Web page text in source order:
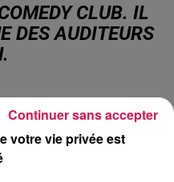
CLUB. IL
DES AUDITEURS
votre vie privée est
Continuer sans accepter